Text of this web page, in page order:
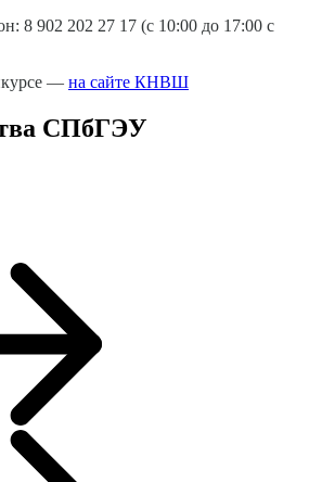
8 902 202 27 17 (с 10:00 до 17:00 c
— на сайте КНВШ
СПбГЭУ